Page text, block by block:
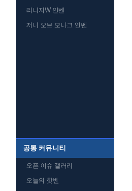
리니지W 인벤
저니 오브 모나크 인벤
공통 커뮤니티
오픈 이슈 갤러리
오늘의 핫벤